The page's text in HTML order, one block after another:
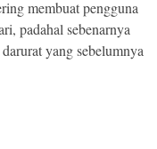
membuat pengguna
padahal sebenarnya
yang sebelumnya